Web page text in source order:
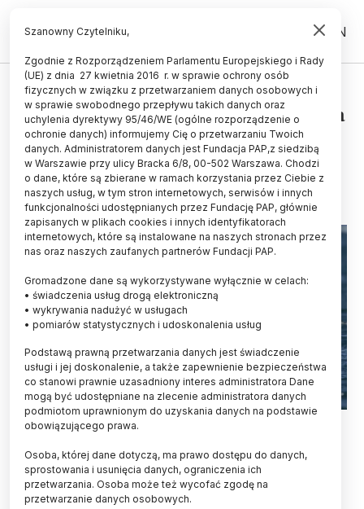
PL EN
ŚWIAT
Zawieszone w wodzie DNA pozwala
badać populacje delfinów
22.05.2026
aktualizacja: 22.05.2026
3 minuty czytania
EPA/ERDEM SAHIN 24.04.2020
Biolodzy morscy z USA pokazali, że analizując
wolne DNA zawieszone w wodzie, można ocenić
stan populacji różnych gatunków delfinów.
Wystarczy do tego próbka kilku litrów wody.
Szanowny Czytelniku,
Zgodnie z Rozporządzeniem Parlamentu Europejskiego i Rady
(UE) z dnia 27 kwietnia 2016 r. w sprawie ochrony osób
fizycznych w związku z przetwarzaniem danych osobowych i
w sprawie swobodnego przepływu takich danych oraz
uchylenia dyrektywy 95/46/WE (ogólne rozporządzenie o
ochronie danych) informujemy Cię o przetwarzaniu Twoich
danych. Administratorem danych jest Fundacja PAP,z siedzibą
w Warszawie przy ulicy Bracka 6/8, 00-502 Warszawa. Chodzi
o dane, które są zbierane w ramach korzystania przez Ciebie z
naszych usług, w tym stron internetowych, serwisów i innych
funkcjonalności udostępnianych przez Fundację PAP, głównie
zapisanych w plikach cookies i innych identyfikatorach
internetowych, które są instalowane na naszych stronach przez
nas oraz naszych zaufanych partnerów Fundacji PAP.
Gromadzone dane są wykorzystywane wyłącznie w celach:
• świadczenia usług drogą elektroniczną
• wykrywania nadużyć w usługach
• pomiarów statystycznych i udoskonalenia usług
Podstawą prawną przetwarzania danych jest świadczenie
usługi i jej doskonalenie, a także zapewnienie bezpieczeństwa
co stanowi prawnie uzasadniony interes administratora Dane
mogą być udostępniane na zlecenie administratora danych
podmiotom uprawnionym do uzyskania danych na podstawie
obowiązującego prawa.
Osoba, której dane dotyczą, ma prawo dostępu do danych,
sprostowania i usunięcia danych, ograniczenia ich
przetwarzania. Osoba może też wycofać zgodę na
przetwarzanie danych osobowych.